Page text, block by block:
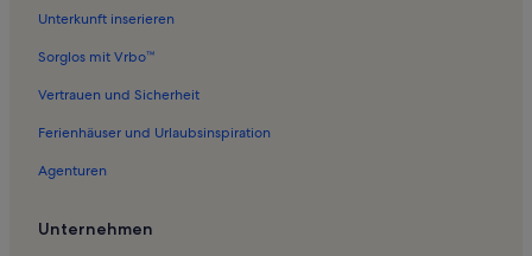
Ferienwohnungen in Borny
Ferienwohnungen in Devant-les-Ponts
Ferienwohnungen in Les Îles
Ferienwohnungen in Sablon
Unterkunft inserieren
Sorglos mit Vrbo™
Vertrauen und Sicherheit
Ferienhäuser und Urlaubsinspiration
Agenturen
Unternehmen